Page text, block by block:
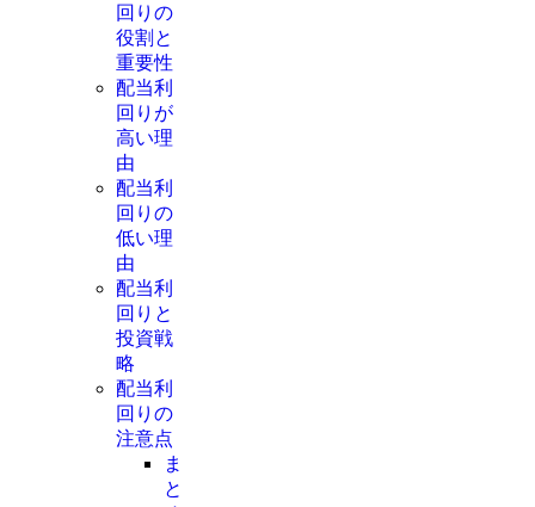
回りの
役割と
重要性
配当利
回りが
高い理
由
配当利
回りの
低い理
由
配当利
回りと
投資戦
略
配当利
回りの
注意点
ま
と